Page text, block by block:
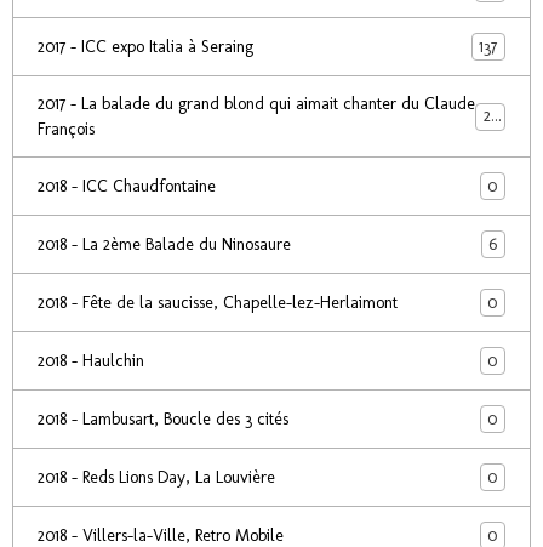
2017 - ICC expo Italia à Seraing 137
2017 - La balade du grand blond qui aimait chanter du Claude
François
24
2018 - ICC Chaudfontaine 0
2018 - La 2ème Balade du Ninosaure 6
2018 - Fête de la saucisse, Chapelle-lez-Herlaimont 0
2018 - Haulchin 0
2018 - Lambusart, Boucle des 3 cités 0
2018 - Reds Lions Day, La Louvière 0
2018 - Villers-la-Ville, Retro Mobile 0